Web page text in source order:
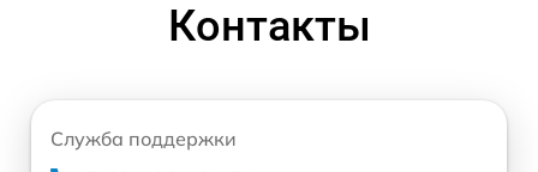
Контакты
Служба поддержки